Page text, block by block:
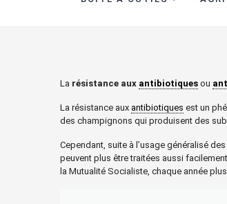
La résistance aux antibiotiques ou
La résistance aux antibiotiques est un
des champignons qui produisent des
Cependant, suite à l’usage généralisé des
peuvent plus être traitées aussi
la Mutualité Socialiste, chaque année